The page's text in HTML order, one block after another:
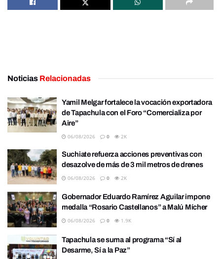
Noticias Relacionadas
Yamil Melgar fortalece la vocación exportadora
de Tapachula con el Foro “Comercializa por
Aire”
06/08/2026 0 2K
Suchiate refuerza acciones preventivas con
desazolve de más de 3 mil metros de drenes
06/08/2026 0 2K
Gobernador Eduardo Ramírez Aguilar impone
medalla “Rosario Castellanos” a Malú Mícher
06/08/2026 0 1.9K
Tapachula se suma al programa “Sí al
Desarme, Sí a la Paz”